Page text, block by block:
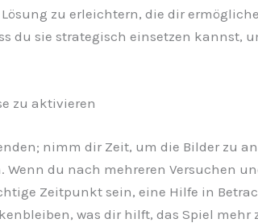
zu erleichtern, die dir
du sie strategisch einsetzen
zu aktivieren
nimm dir Zeit, um die Bilder zu
du nach mehreren Versuchen
Zeitpunkt sein, eine Hilfe in
was dir hilft, das Spiel mehr